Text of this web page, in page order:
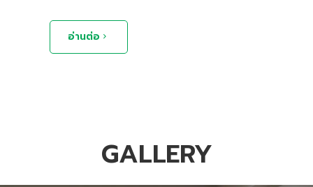
อ่านต่อ
GALLERY